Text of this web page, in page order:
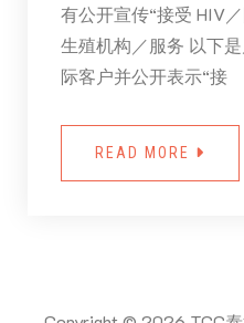
有公开宣传“接受 HIV
生殖机构／服务 以下
际客户并公开表示“接
READ MORE